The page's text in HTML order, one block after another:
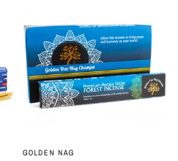
GOLDEN NAG